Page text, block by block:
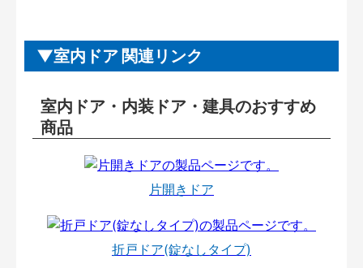
室内ドア 関連リンク
室内ドア・内装ドア・建具のおすすめ
商品
片開きドア
折戸ドア(錠なしタイプ)